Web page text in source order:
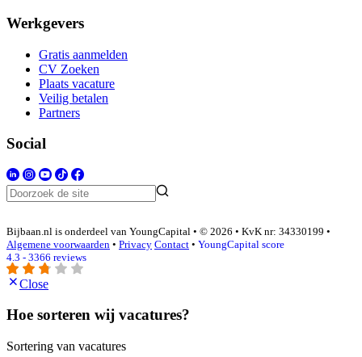
Werkgevers
Gratis aanmelden
CV Zoeken
Plaats vacature
Veilig betalen
Partners
Social
Bijbaan.nl is onderdeel van YoungCapital • © 2026 • KvK nr: 34330199 •
Algemene voorwaarden • Privacy Contact • YoungCapital score
4.3 - 3366 reviews
Close
Hoe sorteren wij vacatures?
Sortering van vacatures